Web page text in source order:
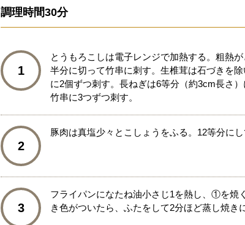
調理時間30分
1
とうもろこしは電子レンジで加熱する。粗熱
半分に切って竹串に刺す。生椎茸は石づきを
に2個ずつ刺す。長ねぎは6等分（約3cm長さ
竹串に3つずつ刺す。
2
豚肉は真塩少々とこしょうをふる。12等分に
3
フライパンになたね油小さじ1を熱し、①を焼
き色がついたら、ふたをして2分ほど蒸し焼き